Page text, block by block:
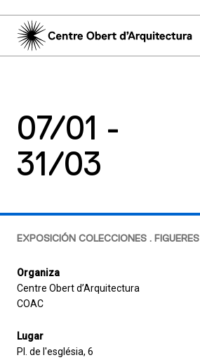
07/01 -
31/03
EXPOSICIÓN COLECCIONES . FIGUERES
Organiza
Centre Obert d’Arquitectura
COAC
Lugar
Pl. de l'església, 6